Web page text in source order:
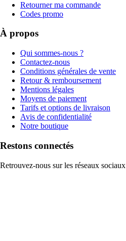
Retourner ma commande
Codes promo
À propos
Qui sommes-nous ?
Contactez-nous
Conditions générales de vente
Retour & remboursement
Mentions légales
Moyens de paiement
Tarifs et options de livraison
Avis de confidentialité
Notre boutique
Restons connectés
Retrouvez-nous sur les réseaux sociaux